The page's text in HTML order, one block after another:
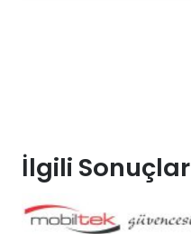
İlgili Sonuçlar